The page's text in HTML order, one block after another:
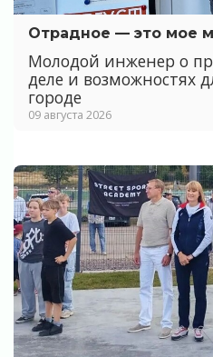
Отрадное — это мое
Молодой инженер о
деле и возможностях
городе
09 августа 2026